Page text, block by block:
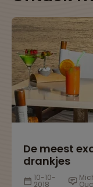
De meest
drankjes
10-10-
2018